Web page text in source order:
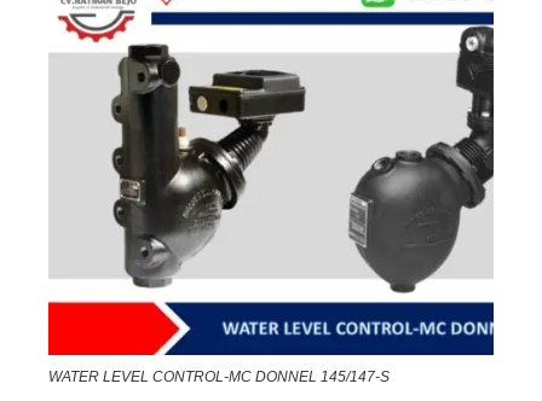
WATER LEVEL CONTROL-MC DONNEL 145/147-S